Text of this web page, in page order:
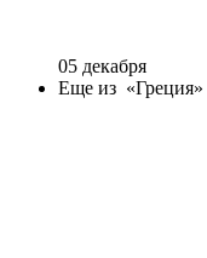
05 декабря
Еще из «Греция»